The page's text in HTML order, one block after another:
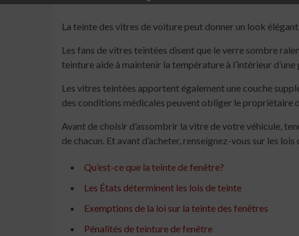
La teinte des vitres de voiture peut donner un look
Les fans de vitres teintées disent que le verre sombre
teinture aide à maintenir la température à l’intérieur
Les vitres teintées apportent également une couche
des conditions médicales peuvent obliger le propriétaire
Avant de choisir d’assombrir la vitre de votre véhicule,
de chacun. Et avant d’acheter, renseignez-vous sur les
Qu’est-ce que la teinte de fenêtre?
Les États déterminent les lois de teinte
Exemptions de la loi sur la teinte des fenêtres
Pénalités de teinture de fenêtre